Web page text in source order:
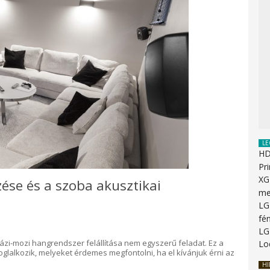
és a szoba akusztikai
mozi hangrendszer felállítása nem egyszerű feladat. Ez a
melyeket érdemes megfontolni, ha el kívánjuk érni az